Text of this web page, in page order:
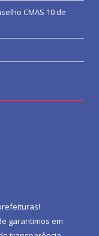
CMAS 10 de
!
garantimos em